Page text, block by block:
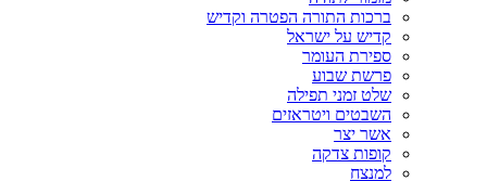
ברכות התורה הפטרה וקדיש
קדיש על ישראל
ספירת העומר
פרשת שבוע
שלט זמני תפילה
השבטים ויטראזים
אשר יצר
קופות צדקה
למנצח